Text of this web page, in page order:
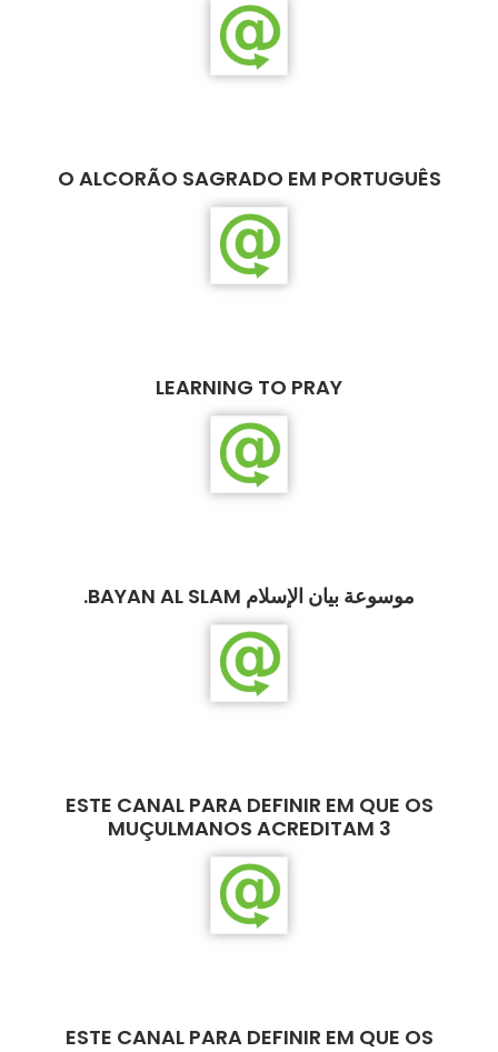
O ALCORÃO SAGRADO EM PORTUGUÊS
LEARNING TO PRAY
.BAYAN AL SLAM موسوعة بيان الإسلام
ESTE CANAL PARA DEFINIR EM QUE OS
MUÇULMANOS ACREDITAM 3
ESTE CANAL PARA DEFINIR EM QUE OS